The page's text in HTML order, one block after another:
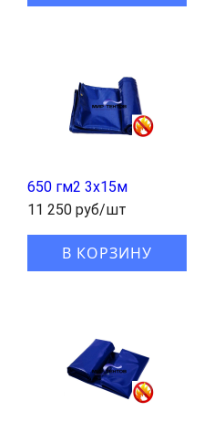
650 гм2 3х15м
11 250 руб/шт
В КОРЗИНУ